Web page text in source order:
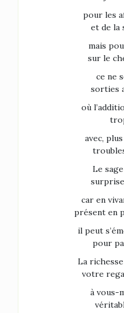
pour les
et de la
mais
sur le
ce ne
sorties
où
avec,
Le
car en
présent en
il peut
pour
La
votre
à vous-